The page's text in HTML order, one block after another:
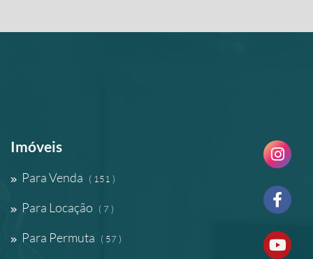
Imóveis
Para Venda ( 151 )
Para Locação ( 7 )
Para Permuta ( 57 )